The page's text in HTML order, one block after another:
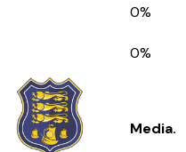
0%
0%
Media.